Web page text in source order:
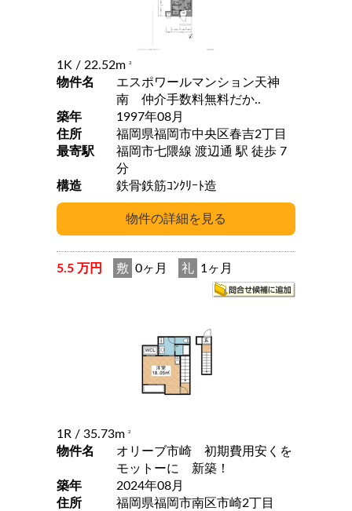
1K / 22.52m 2
物件名
エスポワールマンション天神
南 仲介手数料無料だか..
築年
1997年08月
住所
福岡県福岡市中央区春吉2丁目
最寄駅
福岡市七隈線 渡辺通 駅 徒歩 7
分
構造
鉄骨鉄筋ｺﾝｸﾘｰﾄ造
5.5 万円 敷 0ヶ月 礼 1ヶ月
1R / 35.73m 2
物件名
オリーブ市崎 初期費用安くを
モットーに 新築！
築年
2024年08月
住所
福岡県福岡市南区市崎2丁目